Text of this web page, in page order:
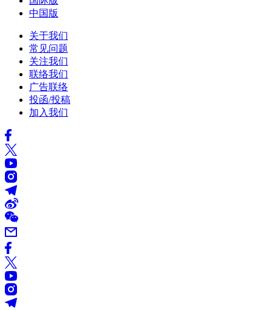
中国版
关于我们
常见问题
关注我们
联络我们
广告联络
投函/投稿
加入我们